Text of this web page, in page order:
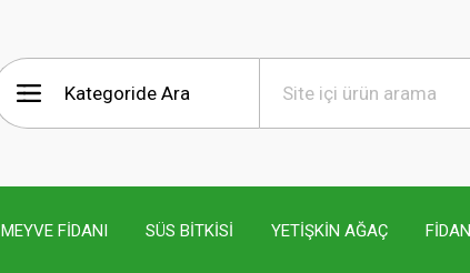
MEYVE FİDANI SÜS BİTKİSİ YETİŞKİN AĞAÇ